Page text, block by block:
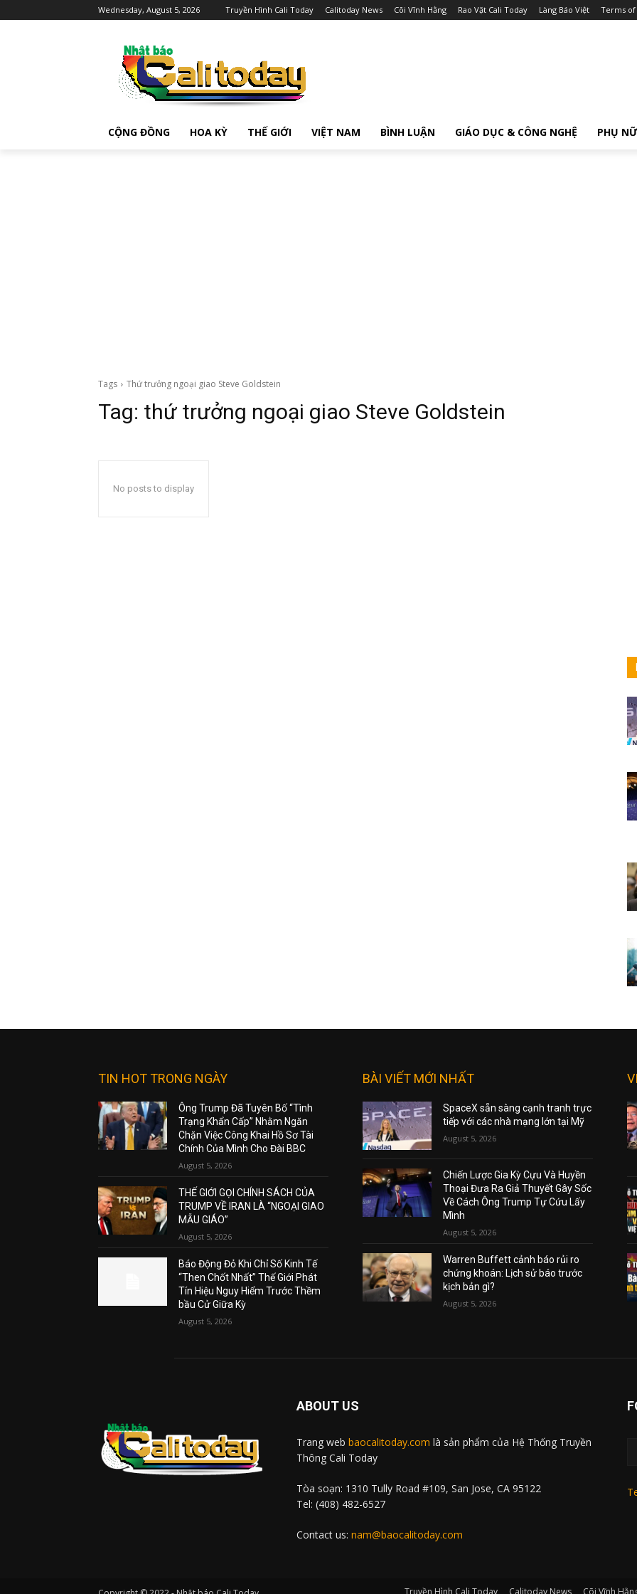
Wednesday, August 5, 2026 Truyền Hình Cali Today Calitoday News Cõi Vĩnh Hằng Rao Vặt Cali Today Làng Báo Việt Terms of
CỘNG ĐỒNG HOA KỲ THẾ GIỚI VIỆT NAM BÌNH LUẬN GIÁO DỤC & CÔNG NGHỆ PHỤ NỮ
Tags Thứ trưởng ngoại giao Steve Goldstein
Tag: thứ trưởng ngoại giao Steve Goldstein
No posts to display
TIN HOT TRONG NGÀY
Ông Trump Đã Tuyên Bố “Tình
Trạng Khẩn Cấp” Nhằm Ngăn
Chặn Việc Công Khai Hồ Sơ Tài
Chính Của Mình Cho Đài BBC
August 5, 2026
THẾ GIỚI GỌI CHÍNH SÁCH CỦA
TRUMP VỀ IRAN LÀ “NGOẠI GIAO
MẪU GIÁO”
August 5, 2026
Báo Động Đỏ Khi Chỉ Số Kinh Tế
“Then Chốt Nhất” Thế Giới Phát
Tín Hiệu Nguy Hiểm Trước Thềm
bầu Cử Giữa Kỳ
August 5, 2026
BÀI VIẾT MỚI NHẤT
SpaceX sẵn sàng cạnh tranh trực
tiếp với các nhà mạng lớn tại Mỹ
August 5, 2026
Chiến Lược Gia Kỳ Cựu Và Huyền
Thoại Đưa Ra Giả Thuyết Gây Sốc
Về Cách Ông Trump Tự Cứu Lấy
Mình
August 5, 2026
Warren Buffett cảnh báo rủi ro
chứng khoán: Lịch sử báo trước
kịch bản gì?
August 5, 2026
ABOUT US
Trang web baocalitoday.com là sản phẩm của Hệ Thống Truyền
Thông Cali Today
Tòa soạn: 1310 Tully Road #109, San Jose, CA 95122
Tel: (408) 482-6527
Contact us: nam@baocalitoday.com
Truyền Hình Cali Today Calitoday News Cõi Vĩnh